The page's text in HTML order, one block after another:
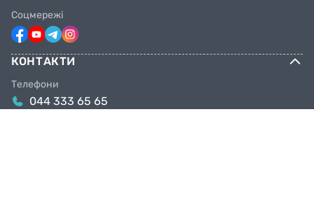
Соцмережі
КОНТАКТИ
Телефони
044 333 65 65